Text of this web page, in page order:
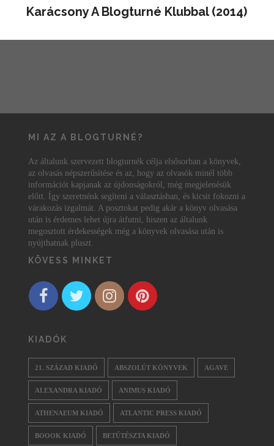
Karácsony A Blogturné Klubbal (2014)
MI AZ A BLOGTURNÉ?
Az általunk szervezett blogturnék célja elsősorban a könyvek,
az olvasás népszerűsítése és az, hogy az olvasók minél több
információt kapjanak az újdonságokról, még megjelenésük
előtt. Így szeretnénk segíteni a választásban, és kicsit fokozni a
várakozás izgalmát. A posztokat pedig akár a könyv olvasása
után is érdemes lehet újra átfutni, hiszen az általunk
megosztott érdekességek még a könyvek olvasása után is
nyújthatnak pluszt.
KÖVESS MINKET
KIADÓK
21. SZÁZAD KIADÓ ABSZOLÚT KÖNYVEK AGAVE
ALEXANDRA KIADÓ ANIMUS KIADÓ
ATHENAEUM KIADÓ ATLANTIC PRESS KIADÓ
BOOOK KIADÓ BETŰTÉSZTA KIADÓ